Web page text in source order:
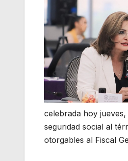
celebrada hoy
seguridad social al
otorgables al Fiscal